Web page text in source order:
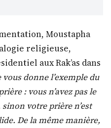
Moustapha
religieuse,
aux Rak’as dans
vous donne l’exemple du
: vous n’avez pas le
votre prière n’est
De la même manière,